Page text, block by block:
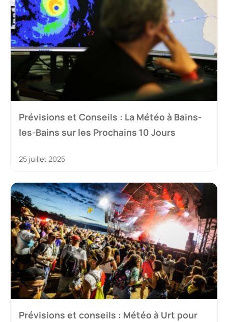
Prévisions et Conseils : La Météo à Bains-
les-Bains sur les Prochains 10 Jours
25 juillet 2025
Prévisions et conseils : Météo à Urt pour